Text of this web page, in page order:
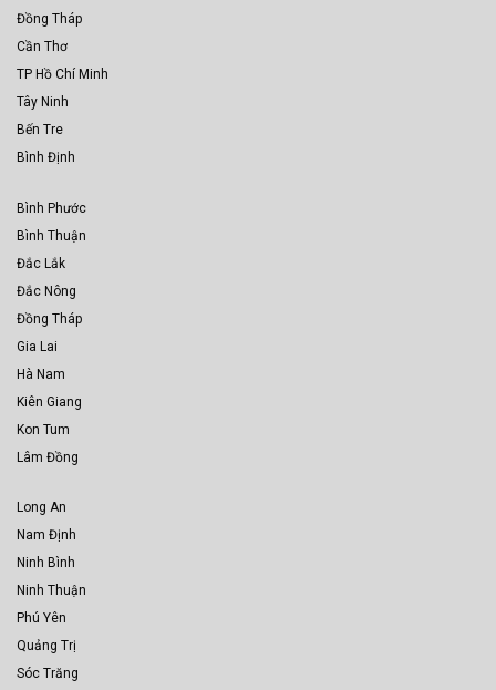
Đồng Tháp
Cần Thơ
TP Hồ Chí Minh
Tây Ninh
Bến Tre
Bình Định
Bình Phước
Bình Thuận
Đắc Lắk
Đắc Nông
Đồng Tháp
Gia Lai
Hà Nam
Kiên Giang
Kon Tum
Lâm Đồng
Long An
Nam Định
Ninh Bình
Ninh Thuận
Phú Yên
Quảng Trị
Sóc Trăng